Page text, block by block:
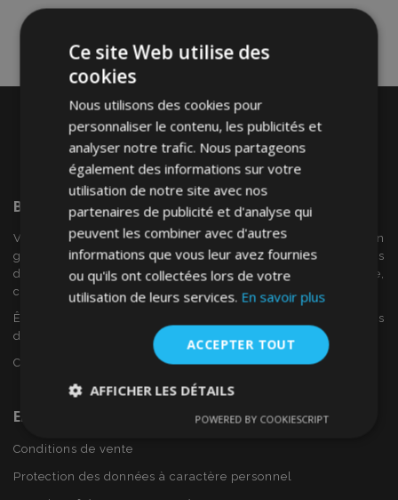
Bienvenue SurVTVAuto
VTV voiture est un détaillant européen et fournisseur en
gros d'accessoires automobiles tels que:. les enjoliveurs, les
déflecteurs de vent, housses de siège, tapis de voiture,
couvertures de chrome et cadres ...
Êtes-vous intéressé par dropshipping ou voulez-vous
devenir notre partenaire?
Contactez-nous dès aujourd'hui!
En Savoir Plus Sur VTVAuto
Conditions de vente
Protection des données à caractère personnel
Ce site Web utilise des
cookies
Nous utilisons des cookies pour
personnaliser le contenu, les publicités et
analyser notre trafic. Nous partageons
également des informations sur votre
utilisation de notre site avec nos
partenaires de publicité et d'analyse qui
peuvent les combiner avec d'autres
informations que vous leur avez fournies
ou qu'ils ont collectées lors de votre
utilisation de leurs services. En savoir plus
ACCEPTER TOUT
AFFICHER LES DÉTAILS
nécessaires
Performance Ciblage
POWERED BY COOKIESCRIPT